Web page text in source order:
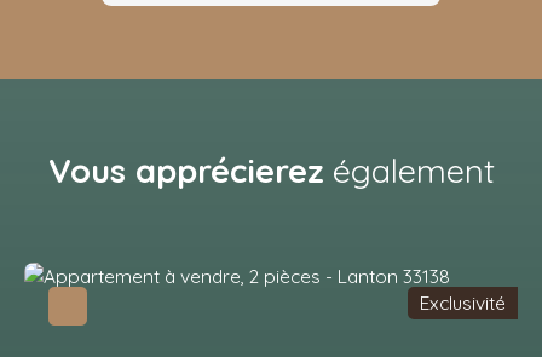
Vous apprécierez également
Exclusivité